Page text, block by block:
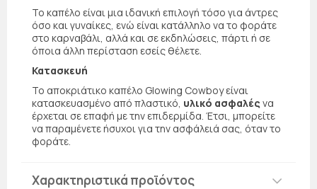
Το καπέλο είναι μια ιδανική επιλογή τόσο για άντρες
όσο και γυναίκες, ενώ είναι κατάλληλο να το φοράτε
στο καρναβάλι, αλλά και σε εκδηλώσεις, πάρτι ή σε
όποια άλλη περίσταση εσείς θέλετε.
Κατασκευή
Το αποκριάτικο καπέλο Glowing Cowboy είναι
κατασκευασμένο από πλαστικό, υλικό ασφαλές να
έρχεται σε επαφή με την επιδερμίδα. Έτσι, μπορείτε
να παραμένετε ήσυχοι για την ασφάλειά σας, όταν το
φοράτε.
Χαρακτηριστικά προϊόντος